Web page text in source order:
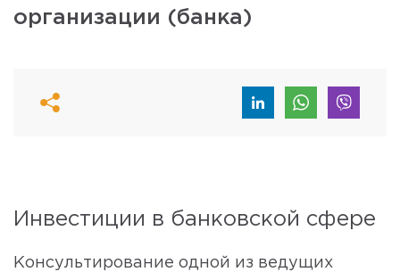
организации (банка)
Инвестиции в банковской сфере
Консультирование одной из ведущих